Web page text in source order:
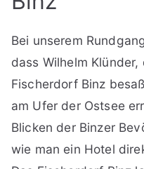
Bei unserem
dass Wilhelm
Fischerdorf Binz
am Ufer der Ostsee
Blicken der Binzer
wie man ein Hotel